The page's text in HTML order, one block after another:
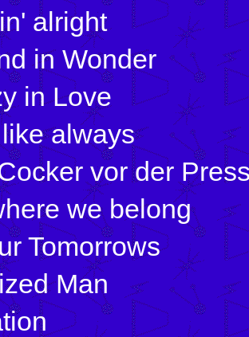
alright
in Wonder
in Love
always
vor der
we belong
Tomorrows
Man